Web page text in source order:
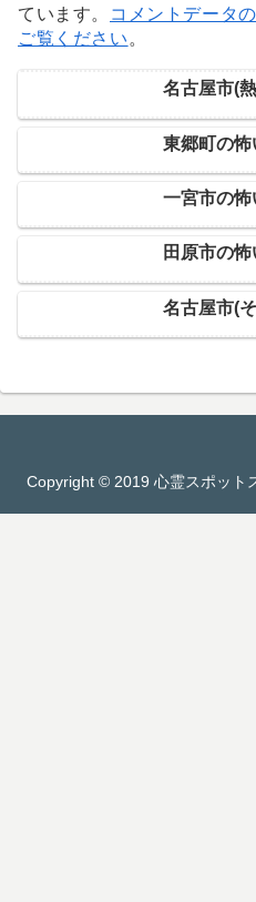
ています。
コメントデータ
ご覧ください 。
名古屋市(
東郷町の怖
一宮市の怖
田原市の
名古屋市(
Copyright © 2019 心霊スポット